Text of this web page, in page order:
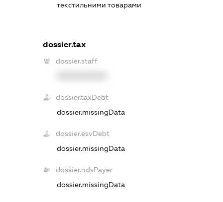
текстильними товарами
dossier.tax
dossier.staff
dossier.taxDebt
dossier.missingData
dossier.esvDebt
dossier.missingData
dossier.ndsPayer
dossier.missingData